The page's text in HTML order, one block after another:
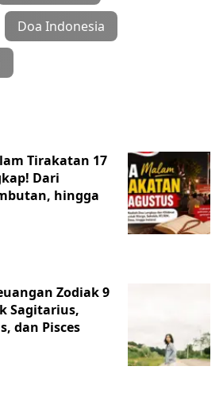
Doa Indonesia
Tirakatan 17
Dari
hingga
Zodiak 9
Sagitarius,
dan Pisces